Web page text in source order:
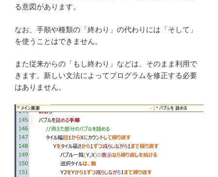
る意図があります。
なお、手順や種類の「終わり」の代わりには「そして」
を使うことはできません。
また従来からの「もし終わり」などは、そのまま利用で
きます。新しい文法によってプログラムを修正する必要
はありません。